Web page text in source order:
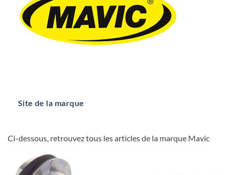
Site de la marque
Ci-dessous, retrouvez tous les articles de la marque Mavic